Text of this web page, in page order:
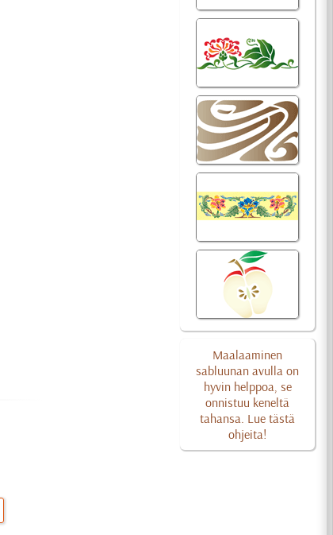
Maalaaminen
sabluunan avulla on
hyvin helppoa, se
onnistuu keneltä
tahansa. Lue tästä
ohjeita!